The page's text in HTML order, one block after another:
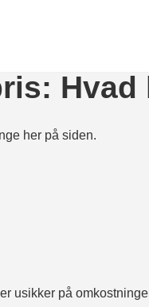
her på siden.
usikker på